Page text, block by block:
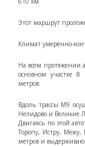
Этот маршрут
Климат умеренно-
На всем протяжении
основном участке 8
метров.
Вдоль трассы М9
Нелидово и Великие
Двигаясь по этой
Торопу, Истру, Межу,
метров и